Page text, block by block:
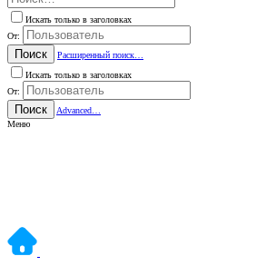
Искать только в заголовках
От:
Поиск
Расширенный поиск…
Искать только в заголовках
От:
Поиск
Advanced…
Меню